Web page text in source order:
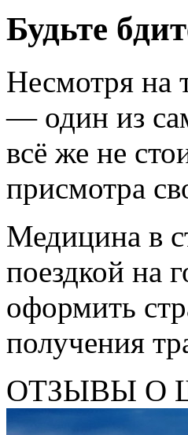
Будьте
Несмотря на
— один из
всё же не
присмотра
Медицина в
поездкой на
оформить
получения
ОТЗЫВЫ О